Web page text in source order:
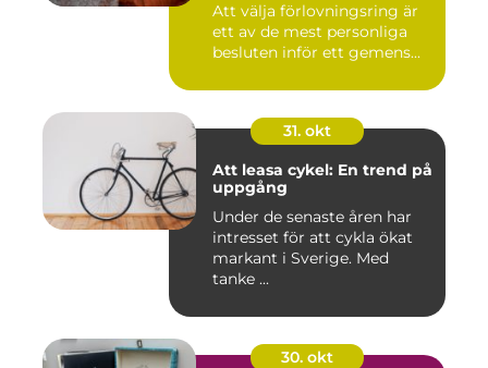
Att välja förlovningsring är
ett av de mest personliga
besluten inför ett gemens...
31. okt
Att leasa cykel: En trend på
uppgång
Under de senaste åren har
intresset för att cykla ökat
markant i Sverige. Med
tanke ...
30. okt